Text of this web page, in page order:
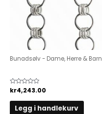
Bunadsølv - Dame, Herre & Barn
Vurdert
av
kr4,243.00
Legg i handlekurv